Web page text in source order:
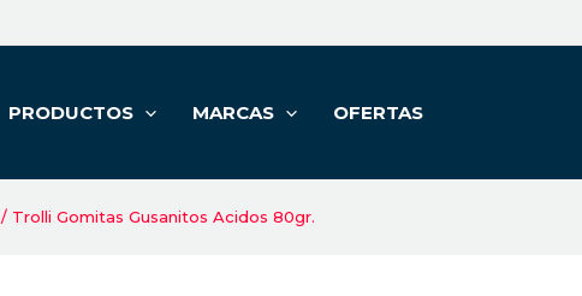
PRODUCTOS MARCAS OFERTAS
/ Trolli Gomitas Gusanitos Acidos 80gr.